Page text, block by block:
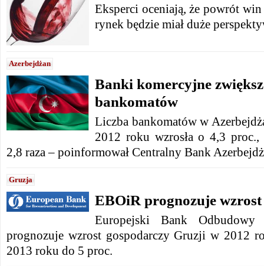
Eksperci oceniają, że powrót
rynek będzie miał duże
Azerbejdżan
Banki komercyjne
bankomatów
Liczba bankomatów w
2012 roku wzrosła o 4,3 proc.,
2,8 raza – poinformował Centralny Bank
Gruzja
EBOiR prognozuje
Europejski Bank
prognozuje wzrost gospodarczy Gruzji w 2012
2013 roku do 5 proc.